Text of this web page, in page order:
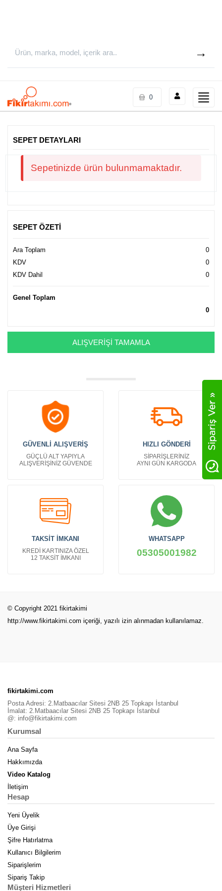
Toggle
0
SEPET DETAYLARI
Sepetinizde ürün bulunmamaktadır.
SEPET ÖZETİ
Ara Toplam
0
KDV
0
KDV Dahil
0
Genel Toplam
0
ALIŞVERİŞİ TAMAMLA
GÜVENLİ ALIŞVERİŞ
GÜÇLÜ ALT YAPIYLA
ALIŞVERİŞİNİZ GÜVENDE
HIZLI GÖNDERİ
SİPARİŞLERİNİZ
AYNI GÜN KARGODA
TAKSİT İMKANI
KREDİ KARTINIZA ÖZEL
12 TAKSİT İMKANI
WHATSAPP
05305001982
© Copyright 2021 fikirtakimi
http://www.fikirtakimi.com içeriği, yazılı izin alınmadan kullanılamaz.
fikirtakimi.com
Posta Adresi: 2.Matbaacılar Sitesi 2NB 25 Topkapı İstanbul
İmalat: 2.Matbaacılar Sitesi 2NB 25 Topkapı İstanbul
@: info@fikirtakimi.com
Kurumsal
Ana Sayfa
Hakkımızda
Video Katalog
İletişim
Hesap
Yeni Üyelik
Üye Girişi
Şifre Hatırlatma
Kullanıcı Bilgilerim
Siparişlerim
Sipariş Takip
Müşteri Hizmetleri